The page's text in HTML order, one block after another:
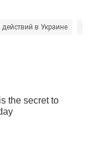
в Украине